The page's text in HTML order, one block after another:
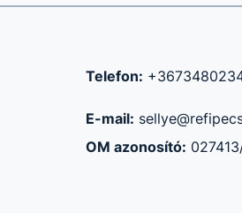
Telefon:
E-mail:
OM azonosító: